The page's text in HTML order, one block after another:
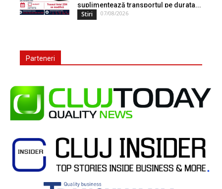
suplimentează transportul pe durata...
Stiri 07/08/2026
Parteneri